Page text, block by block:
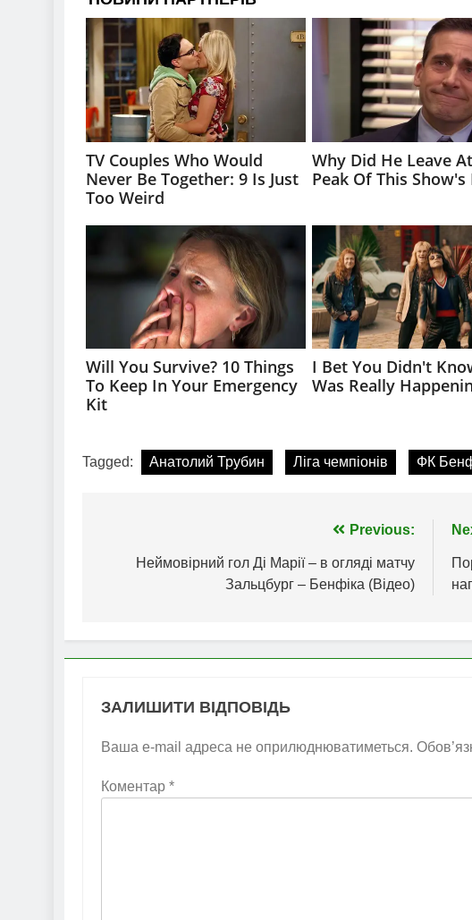
Tagged: Анатолий Трубин Ліга чемпіонів ФК
записів
Previous:
Неймовірний гол Ді Марії – в огляді матчу
Зальцбург – Бенфіка (Відео)
ЗАЛИШИТИ ВІДПОВІДЬ
Ваша e-mail адреса не оприлюднюватиметься.
Коментар *